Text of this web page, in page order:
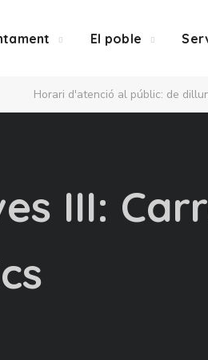
El poble
Horari d'atenció al públic: de
III: